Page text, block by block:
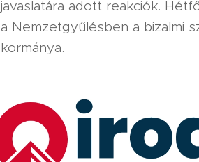
javaslatára adott reakciók.
a Nemzetgyűlésben a bizalmi
kormánya.